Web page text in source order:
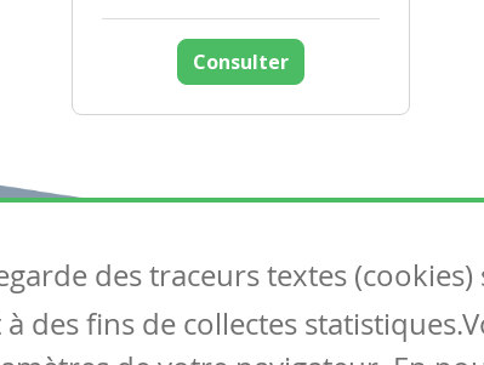
Consulter
Articles
Tous les articles
Articles DYS
des traceurs textes
des fins de collectes